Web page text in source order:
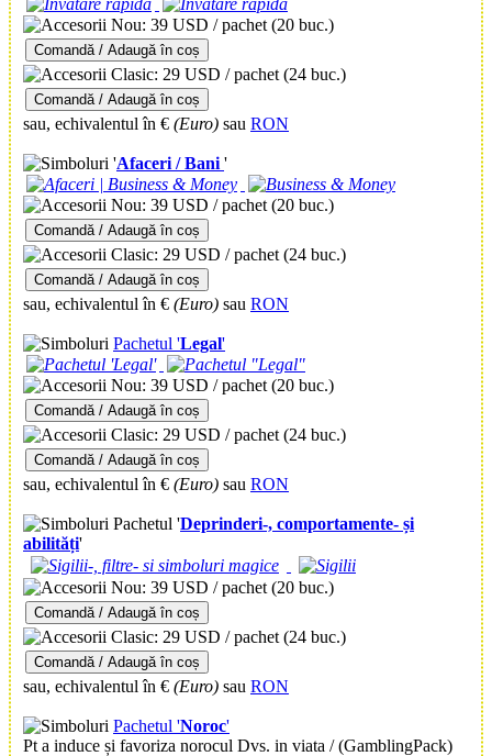
Nou: 39 USD / pachet (20 buc.)
Comandă / Adaugă în coș
Clasic: 29 USD / pachet (24 buc.)
Comandă / Adaugă în coș
sau, echivalentul în € (Euro) sau RON
'Afaceri / Bani '
Nou: 39 USD / pachet (20 buc.)
Comandă / Adaugă în coș
Clasic: 29 USD / pachet (24 buc.)
Comandă / Adaugă în coș
sau, echivalentul în € (Euro) sau RON
Pachetul 'Legal'
Nou: 39 USD / pachet (20 buc.)
Comandă / Adaugă în coș
Clasic: 29 USD / pachet (24 buc.)
Comandă / Adaugă în coș
sau, echivalentul în € (Euro) sau RON
Pachetul 'Deprinderi-, comportamente- și
abilități'
Nou: 39 USD / pachet (20 buc.)
Comandă / Adaugă în coș
Clasic: 29 USD / pachet (24 buc.)
Comandă / Adaugă în coș
sau, echivalentul în € (Euro) sau RON
Pachetul 'Noroc'
Pt a induce și favoriza norocul Dvs. in viata / (GamblingPack)